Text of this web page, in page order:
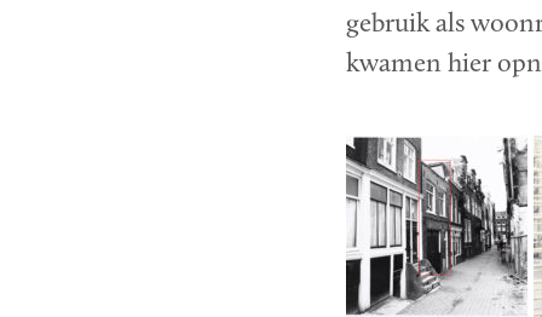
gebruik als
kwamen hier